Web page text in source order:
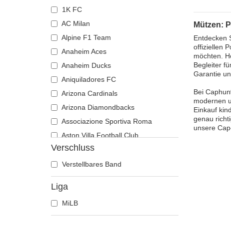
1K FC
AC Milan
Alpine F1 Team
Anaheim Aces
Anaheim Ducks
Aniquiladores FC
Arizona Cardinals
Arizona Diamondbacks
Associazione Sportiva Roma
Aston Villa Football Club
Atlanta Braves
Atlanta Falcons
Boston Bruins
Boston Celtics
Boston Red Sox
Verschluss
Verstellbares Band
Liga
MiLB
Mützen:
Entdecken
offiziellen
möchten.
Begleiter
Garantie
Bei
modernen
Einkauf
genau
unsere